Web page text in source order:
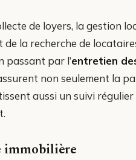
de loyers, la gestion
de la recherche de
passant par l’entretien
non seulement la
aussi un suivi
immobilière